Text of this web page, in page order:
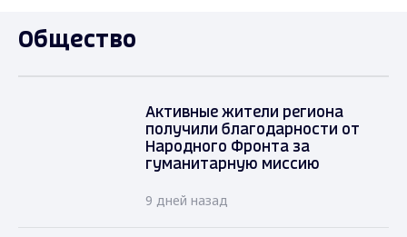
Общество
Активные жители региона
получили благодарности от
Народного Фронта за
гуманитарную миссию
9 дней назад